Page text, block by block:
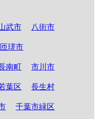
武市 八街市
匝瑳市
南町 市川市
葉区 長生村
千葉市緑区